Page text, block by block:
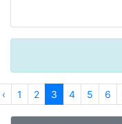
‹ 1 2 3 4 5 6